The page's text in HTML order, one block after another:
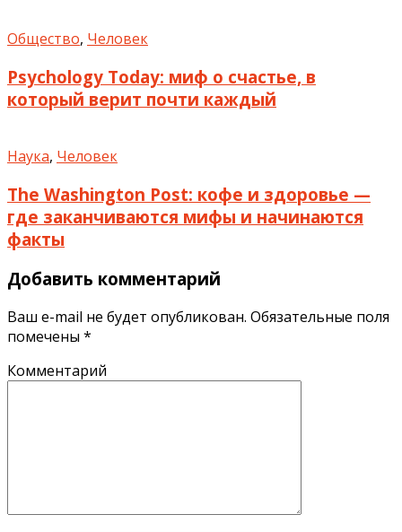
Общество, Человек
Psychology Today: миф о счастье, в
который верит почти каждый
Наука, Человек
The Washington Post: кофе и здоровье —
где заканчиваются мифы и начинаются
факты
Добавить комментарий
Ваш e-mail не будет опубликован. Обязательные поля
помечены *
Комментарий